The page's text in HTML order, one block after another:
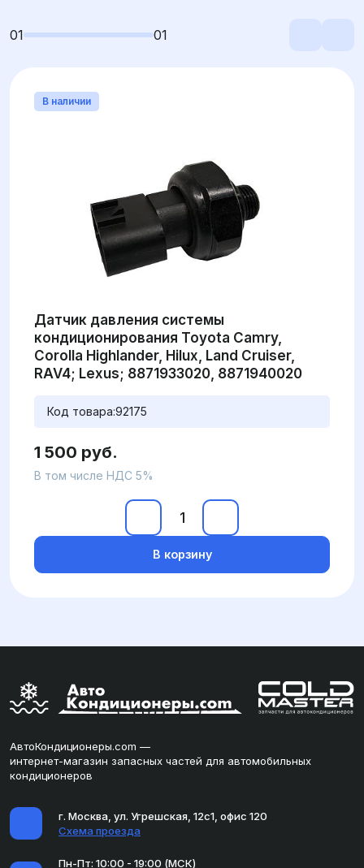
01 01
В наличии
Датчик давления системы
кондиционирования Toyota Camry,
Corolla Highlander, Hilux, Land Cruiser,
RAV4; Lexus; 8871933020, 8871940020
Код товара:92175
1 500 руб.
В том числе НДС 5%
В корзину
АвтоКондиционеры.com —
интернет-магазин запасных частей для автомобильных
кондиционеров
г. Москва, ул. Угрешская, 12с1, офис 120
Схема проезда
Пн-Пт: 10:00 - 19:00 (МСК)